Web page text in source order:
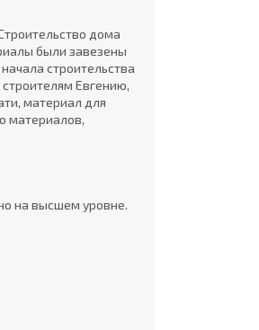
дома
были завезены
строительства
Евгению,
материал для
материалов,
на высшем уровне.